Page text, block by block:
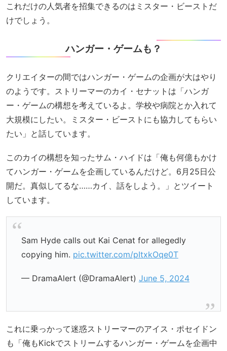
これだけの人気者を招集できるのはミスター・ビーストだ
けでしょう。
ハンガー・ゲームも？
クリエイターの間ではハンガー・ゲームの企画が大はやり
のようです。ストリーマーのカイ・セナットは「ハンガ
ー・ゲームの構想を考えているよ。学校や病院とか入れて
大規模にしたい。ミスター・ビーストにも協力してもらい
たい」と話しています。
このカイの構想を知ったサム・ハイドは「俺も何億もかけ
てハンガー・ゲームを企画しているんだけど。6月25日公
開だ。真似してるな……カイ、話をしよう。」とツイート
しています。
Sam Hyde calls out Kai Cenat for allegedly
copying him. pic.twitter.com/pItxkOqe0T
— DramaAlert (@DramaAlert) June 5, 2024
これに乗っかって迷惑ストリーマーのアイス・ポセイドン
も「俺もKickでストリームするハンガー・ゲームを企画中